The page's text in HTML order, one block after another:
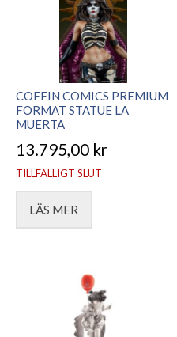
COFFIN COMICS PREMIUM
FORMAT STATUE LA
MUERTA
13.795,00 kr
TILLFÄLLIGT SLUT
LÄS MER